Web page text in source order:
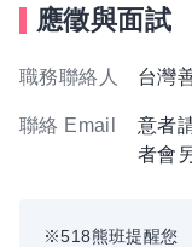
應徵與面試
職務聯絡人 台灣
聯絡 Email
意者
者會
※518熊班提醒您